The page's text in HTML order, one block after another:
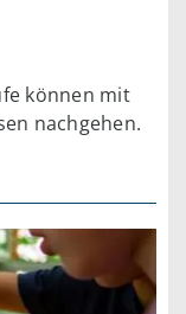
können mit
nachgehen.